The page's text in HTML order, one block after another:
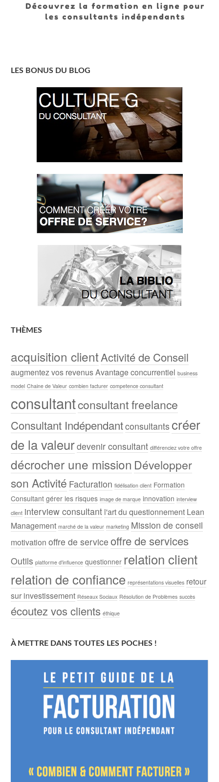
LES BONUS DU BLOG
THÈMES
acquisition clientActivité de Conseil
augmentez vos revenusAvantage concurrentiel business
model Chaine de Valeur combien facturer competence consultant
consultantconsultant freelance
Consultant Indépendantconsultants créer
de la valeurdevenir consultant différenciez votre offre
décrocher une mission Développer
son Activité Facturation fidélisation client Formation
Consultant gérer les risques image de marque innovation interview
client interview consultant l'art du questionnement Lean
Management marché de la valeur marketing Mission de conseil
motivation offre de service offre de services
Outils platforme d'influence questionner relation client
relation de confiance représentations visuelles retour
sur investissement Réseaux Sociaux Résolution de Problèmes succès
écoutez vos clients éthique
À METTRE DANS TOUTES LES POCHES !